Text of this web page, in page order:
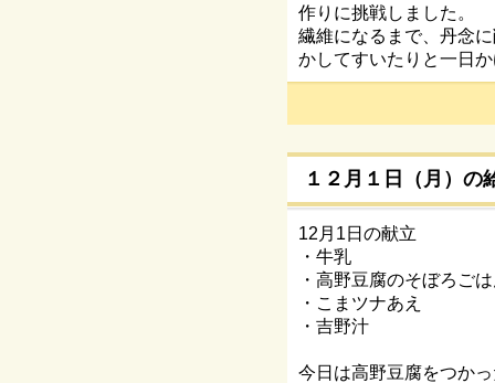
作りに挑戦しました。
繊維になるまで、丹念
かしてすいたりと一日
１２月１日（月）の
12月1日の献立
・牛乳
・高野豆腐のそぼろご
・こまツナあえ
・吉野汁
今日は高野豆腐をつか